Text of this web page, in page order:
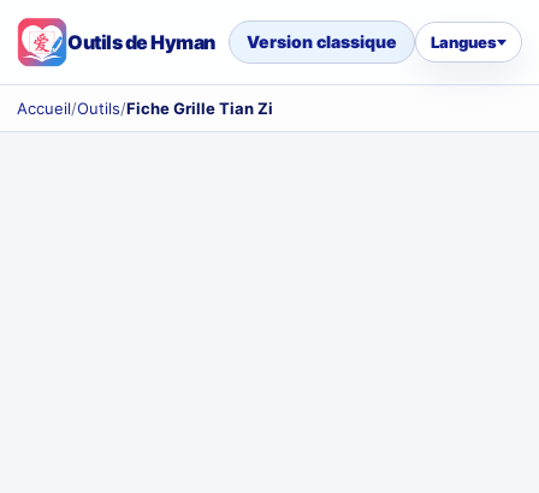
Outils de Hyman Version classique Langues
Accueil/Outils/Fiche Grille Tian Zi